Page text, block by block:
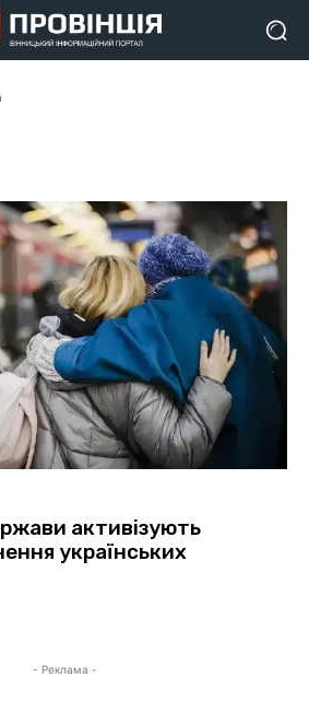
активізують
українських
- Реклама -